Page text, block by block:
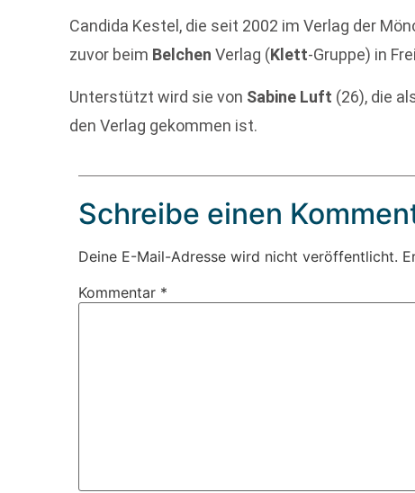
Candida Kestel, die seit 2002 im Verlag der
zuvor beim Belchen Verlag (Klett-Gruppe) in
Unterstützt wird sie von Sabine Luft (26), die
den Verlag gekommen ist.
Schreibe einen
Deine E-Mail-Adresse wird nicht veröffentlicht.
Kommentar *